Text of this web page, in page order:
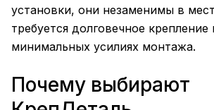
установки, они незаменимы в
требуется долговечное крепление
минимальных усилиях монтажа.
Почему выбирают